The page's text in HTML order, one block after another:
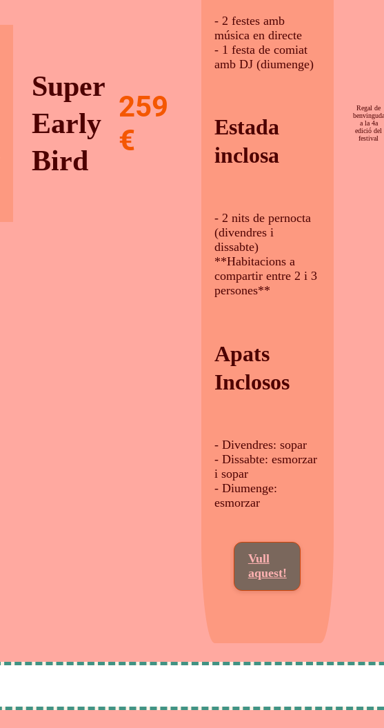
Super
Early
Bird
259
€
- 2 festes amb
música en directe
- 1 festa de comiat
amb DJ (diumenge)
Estada
inclosa
- 2 nits de pernocta
(divendres i
dissabte)
**Habitacions a
compartir entre 2 i 3
persones**
Apats
Inclosos
- Divendres: sopar
- Dissabte: esmorzar
i sopar
- Diumenge:
esmorzar
Vull
aquest!
Regal de
benvinguda
a la 4a
edició del
festival